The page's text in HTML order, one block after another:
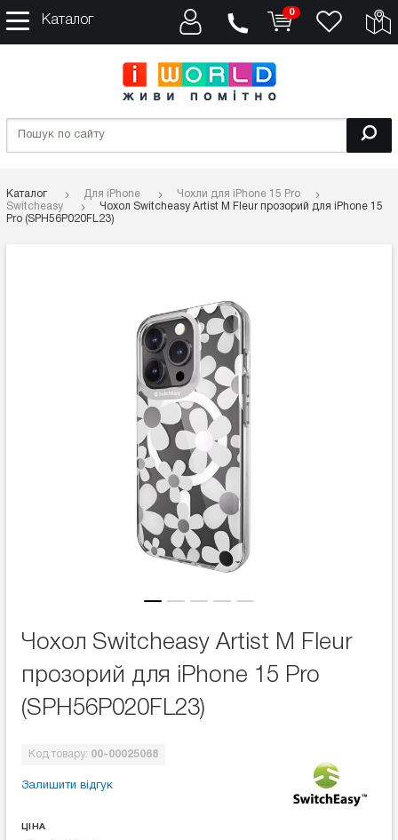
Каталог
0
Каталог Для iPhone
Чохли для iPhone 15 Pro
Switcheasy
Чохол Switcheasy Artist M Fleur прозорий для iPhone 15
Pro (SPH56P020FL23)
Чохол Switcheasy Artist M Fleur
прозорий для iPhone 15 Pro
(SPH56P020FL23)
Код товару: 00-00025068
Залишити відгук
ЦІНА